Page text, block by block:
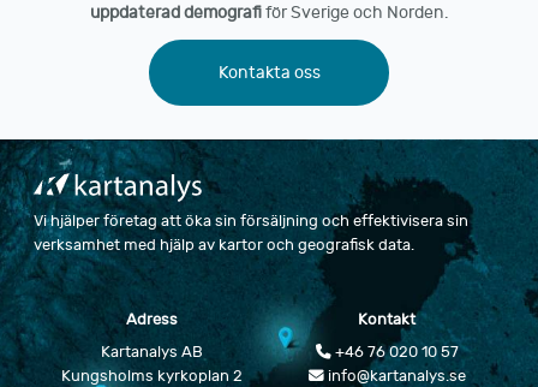
uppdaterad demografiför Sverige och Norden.
Kontakta oss
Vi hjälper företag att öka sin försäljning och effektivisera sin
verksamhet med hjälp av kartor och geografisk data.
Adress
Kartanalys AB
Kungsholms kyrkoplan 2
Kontakt
+46 76 020 10 57
info@kartanalys.se